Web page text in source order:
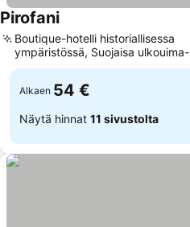
PirofaniKatso hinnat
Boutique-hotelli historiallisessa
ympäristössä, Suojaisa ulkouima-
allas
Alkaen 54 €
Näytä hinnat 11 sivustolta